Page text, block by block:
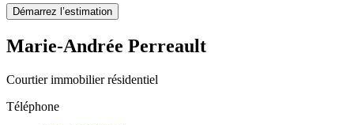
Démarrez l’estimation
Marie-Andrée Perreault
Courtier immobilier résidentiel
Téléphone